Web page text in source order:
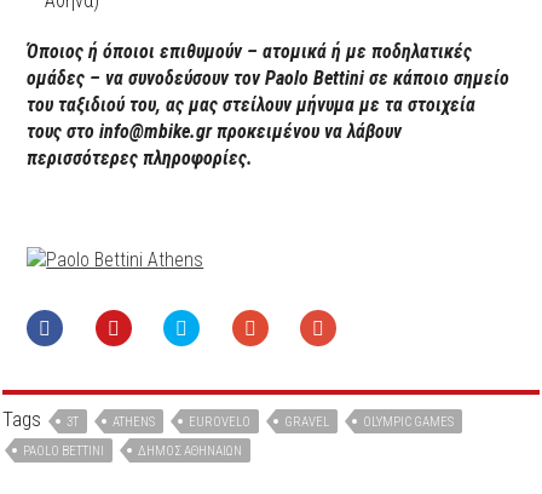
Όποιος ή όποιοι επιθυμούν – ατομικά ή με ποδηλατικές
ομάδες – να συνοδεύσουν τον Paolo Bettini σε κάποιο σημείο
του ταξιδιού του, ας μας στείλουν μήνυμα με τα στοιχεία
τους στο info@mbike.gr προκειμένου να λάβουν
περισσότερες πληροφορίες.
Tags 3T ATHENS EUROVELO GRAVEL
OLYMPIC GAMES
PAOLO BETTINI
ΔΉΜΟΣ ΑΘΗΝΑΊΩΝ